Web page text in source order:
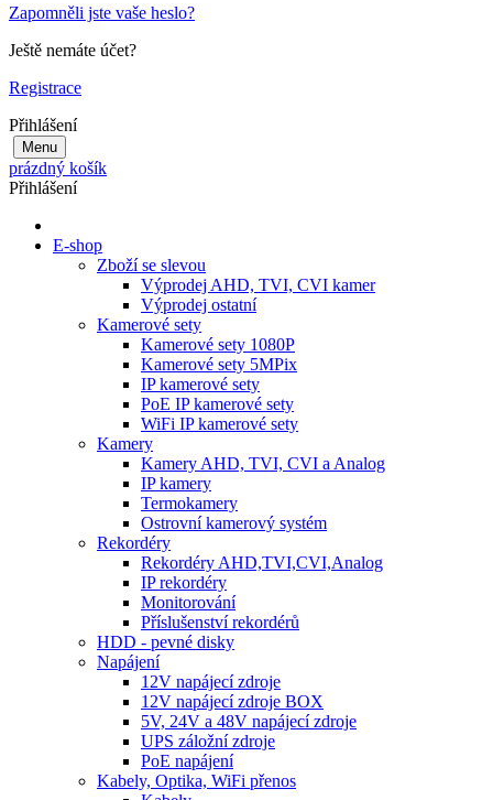
Zapomněli jste vaše heslo?
Ještě nemáte účet?
Registrace
Přihlášení
Menu
prázdný košík
Přihlášení
E-shop
Zboží se slevou
Výprodej AHD, TVI, CVI kamer
Výprodej ostatní
Kamerové sety
Kamerové sety 1080P
Kamerové sety 5MPix
IP kamerové sety
PoE IP kamerové sety
WiFi IP kamerové sety
Kamery
Kamery AHD, TVI, CVI a Analog
IP kamery
Termokamery
Ostrovní kamerový systém
Rekordéry
Rekordéry AHD,TVI,CVI,Analog
IP rekordéry
Monitorování
Příslušenství rekordérů
HDD - pevné disky
Napájení
12V napájecí zdroje
12V napájecí zdroje BOX
5V, 24V a 48V napájecí zdroje
UPS záložní zdroje
PoE napájení
Kabely, Optika, WiFi přenos